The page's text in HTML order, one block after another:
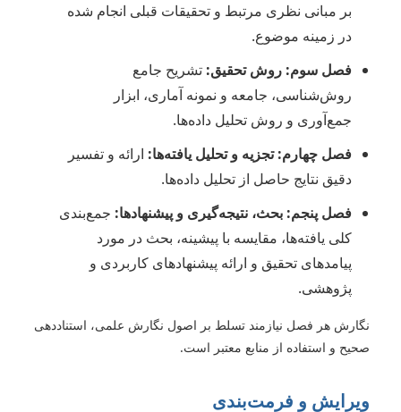
بر مبانی نظری مرتبط و تحقیقات قبلی انجام شده
در زمینه موضوع.
فصل سوم: روش تحقیق: تشریح جامع
روش‌شناسی، جامعه و نمونه آماری، ابزار
جمع‌آوری و روش تحلیل داده‌ها.
فصل چهارم: تجزیه و تحلیل یافته‌ها: ارائه و تفسیر
دقیق نتایج حاصل از تحلیل داده‌ها.
فصل پنجم: بحث، نتیجه‌گیری و پیشنهادها: جمع‌بندی
کلی یافته‌ها، مقایسه با پیشینه، بحث در مورد
پیامدهای تحقیق و ارائه پیشنهادهای کاربردی و
پژوهشی.
نگارش هر فصل نیازمند تسلط بر اصول نگارش علمی، استناددهی
صحیح و استفاده از منابع معتبر است.
ویرایش و فرمت‌بندی